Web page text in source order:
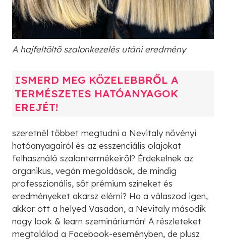
A hajfeltöltő szalonkezelés utáni eredmény
ISMERD MEG KÖZELEBBRŐL A
TERMÉSZETES HATÓANYAGOK
EREJÉT!
szeretnél többet megtudni a Nevitaly növényi
hatóanyagairól és az esszenciális olajokat
felhasználó szalontermékeiről? Érdekelnek az
organikus, vegán megoldások, de mindig
professzionális, sőt prémium színeket és
eredményeket akarsz elérni? Ha a válaszod igen,
akkor ott a helyed Vasadon, a Nevitaly második
nagy look & learn szemináriumán! A részleteket
megtalálod a Facebook-eseményben, de plusz